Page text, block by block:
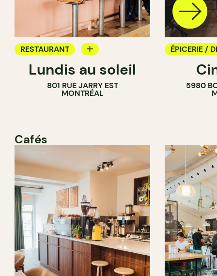
RESTAURANT
BAR À VIN
Lundis au soleil
801 RUE JARRY EST
MONTRÉAL
ÉPICERIE /
COMPTOIR
CAVISTE
5980
Cafés